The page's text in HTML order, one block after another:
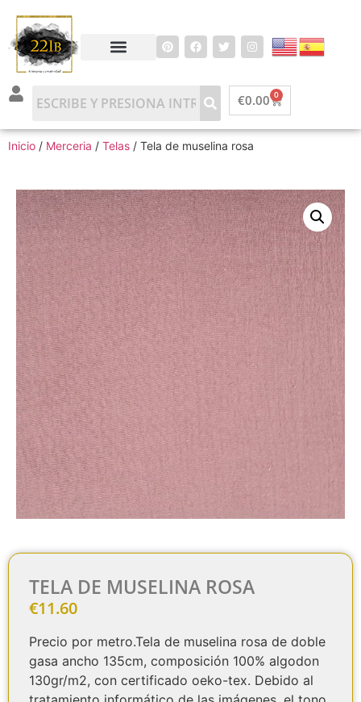
€0.00 0
Inicio / Merceria / Telas / Tela de muselina rosa
TELA DE MUSELINA ROSA
€11.60
Precio por metro.Tela de muselina rosa de doble
gasa ancho 135cm, composición 100% algodon
130gr/m2, con certificado oeko-tex. Debido al